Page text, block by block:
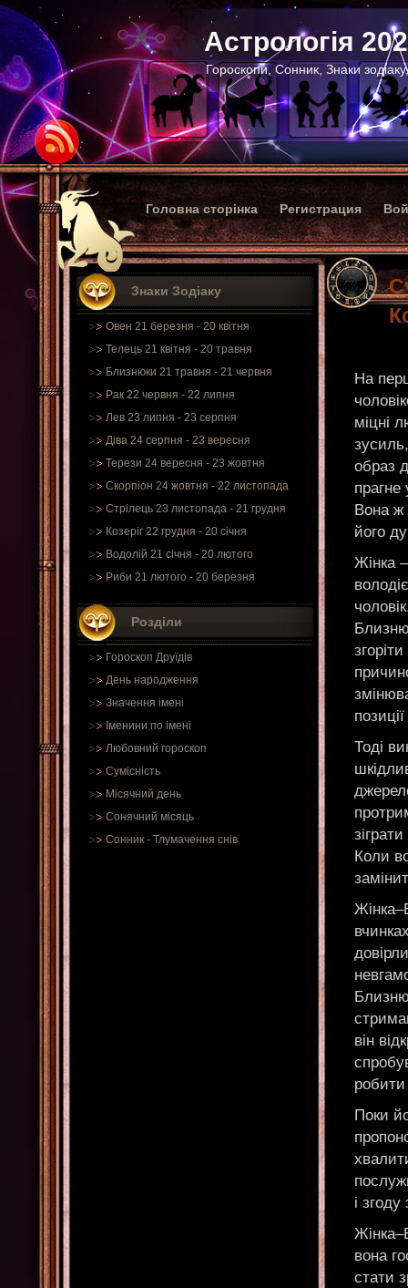
Астрологія
Гороскопи, Сонник, Знаки
Головна сторінка Регистрация
Знаки Зодіаку
Овен 21 березня - 20 квітня
Телець 21 квітня - 20 травня
Близнюки 21 травня - 21 червня
Рак 22 червня - 22 липня
Лев 23 липня - 23 серпня
Діва 24 серпня - 23 вересня
Терези 24 вересня - 23 жовтня
Скорпіон 24 жовтня - 22 листопада
Стрілець 23 листопада - 21 грудня
Козеріг 22 грудня - 20 січня
Водолій 21 січня - 20 лютого
Риби 21 лютого - 20 березня
Розділи
Гороскоп Друїдів
День народження
Значення імені
Іменини по імені
Любовний гороскоп
Сумісність
Місячний день
Сонячний місяць
Сонник - Тлумачення снів
На
міцні
образ
прагне
Вона ж
його
Жінка
Тоді
Коли
він
робити
Поки
і
вона
стати